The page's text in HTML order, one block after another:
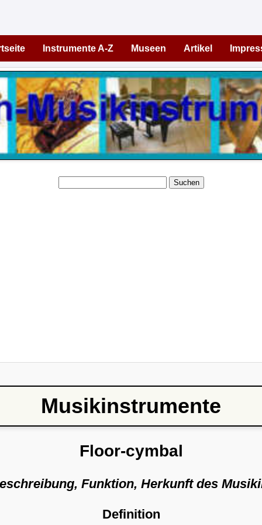
Instrumente A-Z Museen Artikel
Suchen
Musikinstrumente
Floor-cymbal
Funktion, Herkunft des
Definition